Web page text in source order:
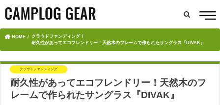
HOME
クラウドファンディング
耐久性があってエコフレンドリー！天然木のフレームで作られたサングラス『DIVAK』
クラウドファンディング
耐久性があってエコフレンドリー！天然木のフ
レームで作られたサングラス『DIVAK』